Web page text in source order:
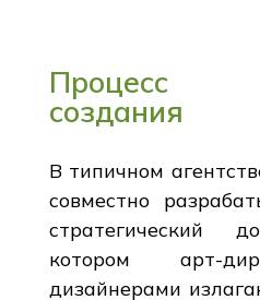
Процесс
создания
В типичном
совместно
стратегический
котором арт-
дизайнерами